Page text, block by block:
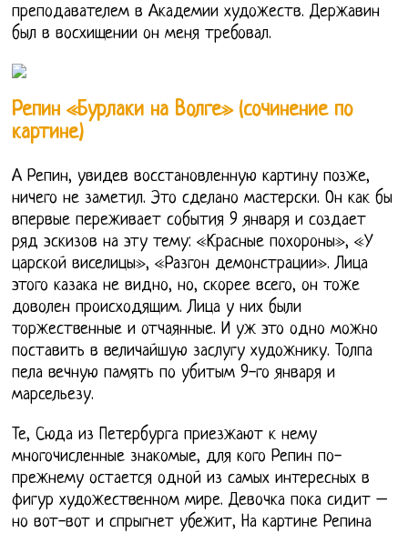
преподавателем в Академии художеств. Державин
был в восхищении он меня требовал.
Репин «Бурлаки на Волге» (сочинение по
картине)
А Репин, увидев восстановленную картину позже,
ничего не заметил. Это сделано мастерски. Он как бы
впервые переживает события 9 января и создает
ряд эскизов на эту тему: «Красные похороны», «У
царской виселицы», «Разгон демонстрации». Лица
этого казака не видно, но, скорее всего, он тоже
доволен происходящим. Лица у них были
торжественные и отчаянные. И уж это одно можно
поставить в величайшую заслугу художнику. Толпа
пела вечную память по убитым 9-го января и
марсельезу.
Те, Сюда из Петербурга приезжают к нему
многочисленные знакомые, для кого Репин по-
прежнему остается одной из самых интересных в
фигур художественном мире. Девочка пока сидит –
но вот-вот и спрыгнет убежит, На картине Репина